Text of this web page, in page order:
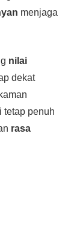
menjaga
nilai
dekat
tetap penuh
rasa